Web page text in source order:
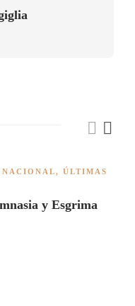
, ÚLTIMAS
y Esgrima